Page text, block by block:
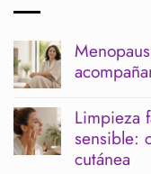
hay
comentarios
en
Menopausia
y
Limpieza
sensible:
cutánea